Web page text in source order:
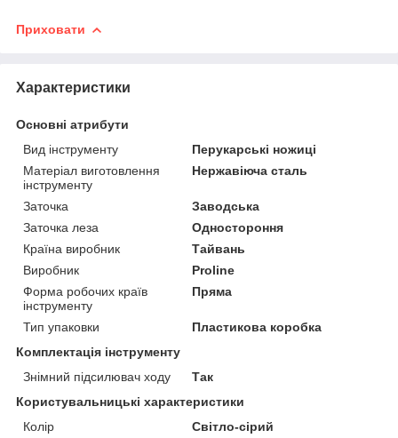
Приховати
Характеристики
Основні атрибути
Вид інструменту
Перукарські ножиці
Матеріал виготовлення
інструменту
Нержавіюча сталь
Заточка
Заводська
Заточка леза
Одностороння
Країна виробник
Тайвань
Виробник
Proline
Форма робочих країв
інструменту
Пряма
Тип упаковки
Пластикова коробка
Комплектація інструменту
Знімний підсилювач ходу
Так
Користувальницькі характеристики
Колір
Світло-сірий